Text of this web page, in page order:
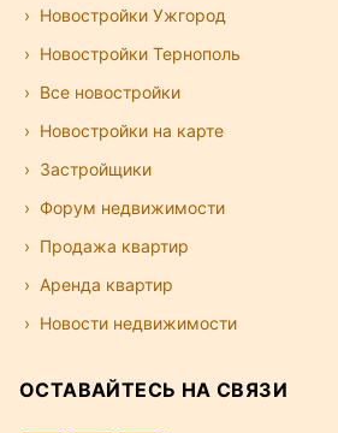
Новостройки Ужгород
Новостройки Тернополь
Все новостройки
Новостройки на карте
Застройщики
Форум недвижимости
Продажа квартир
Аренда квартир
Новости недвижимости
ОСТАВАЙТЕСЬ НА СВЯЗИ